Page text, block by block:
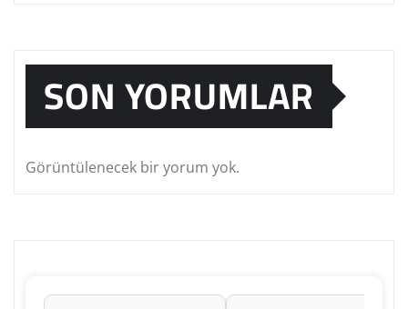
SON YORUMLAR
Görüntülenecek bir yorum yok.